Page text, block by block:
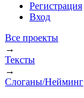
Регистрация
Вход
Все проекты
→
Тексты
→
Слоганы/Нейминг